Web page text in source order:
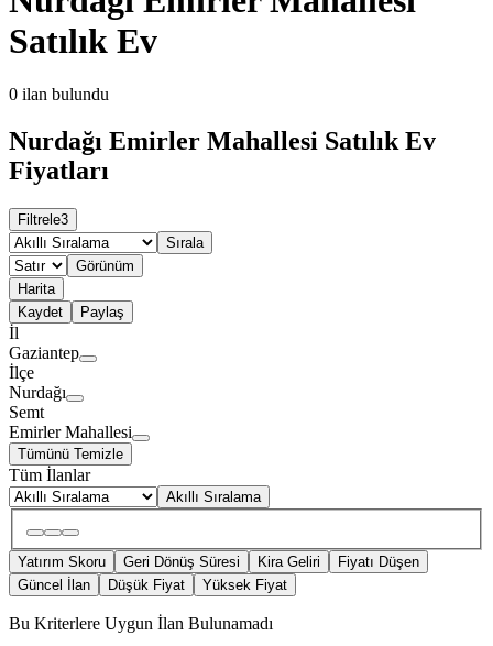
Satılık Ev
0 ilan bulundu
Nurdağı Emirler Mahallesi Satılık Ev
Fiyatları
Filtrele3
Sırala
Görünüm
Harita
Kaydet
Paylaş
İl
Gaziantep
İlçe
Nurdağı
Semt
Emirler Mahallesi
Tümünü Temizle
Tüm İlanlar
Akıllı Sıralama
Yatırım Skoru Geri Dönüş Süresi Kira Geliri
Fiyatı Düşen
Güncel İlan
Düşük Fiyat Yüksek Fiyat
Bu Kriterlere Uygun İlan Bulunamadı